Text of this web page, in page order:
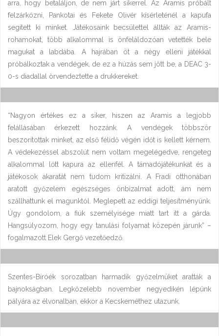
arra, hogy betaláljon, de nem járt sikerrel. Az Aramis próbált
felzárkózni, Pankotai és Fekete Olivér kísérleténél a kapufa
segített ki minket. Játékosaink becsülettel állták az Aramis-
rohamokat, több alkalommal is önfeláldozóan vetették bele
magukat a labdába. A hajrában öt a négy elleni játékkal
próbálkoztak a vendégek, de ez a húzás sem jött be, a DEAC 3-
0-s diadallal örvendeztette a drukkereket.
“Nagyon értékes ez a siker, hiszen az Aramis a legjobb
felállásában érkezett hozzánk. A vendégek többször
beszorítottak minket, az első félidő végén időt is kellett kérnem.
A védekezéssel abszolút nem voltam megelégedve, rengeteg
alkalommal lőtt kapura az ellenfél. A támadójátékunkat és a
játékosok akaratát nem tudom kritizálni. A Fradi otthonában
aratott győzelem egészséges önbizalmat adott, ám nem
szállhattunk el magunktól. Meglepett az eddigi teljesítményünk.
Úgy gondolom, a fiúk személyisége miatt tart itt a gárda.
Hangsúlyozom, hogy egy tanulási folyamat közepén járunk” –
fogalmazott Elek Gergő vezetőedző.
Szentes-Bíróék sorozatban harmadik győzelmüket aratták a
bajnokságban. Legközelebb november negyedikén lépünk
pályára az élvonalban, ekkor a Kecskeméthez utazunk.